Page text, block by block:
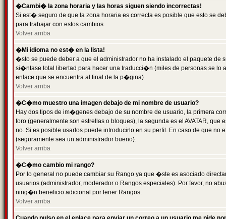
�Cambi� la zona horaria y las horas siguen siendo incorrectas!
Si est� seguro de que la zona horaria es correcta es posible que esto se
para trabajar con estos cambios.
Volver arriba
�Mi idioma no est� en la lista!
�sto se puede deber a que el administrador no ha instalado el paquete
si�ntase total libertad para hacer una traducci�n (miles de personas se
enlace que se encuentra al final de la p�gina)
Volver arriba
�C�mo muestro una imagen debajo de mi nombre de usuario?
Hay dos tipos de im�genes debajo de su nombre de usuario, la primera
foro (generalmente son estrellas o bloques), la segunda es el AVATAR,
no. Si es posible usarlos puede introducirlo en su perfil. En caso de que
(seguramente sea un administrador bueno).
Volver arriba
�C�mo cambio mi rango?
Por lo general no puede cambiar su Rango ya que �ste es asociado
usuarios (administrador, moderador o Rangos especiales). Por favor, no
ning�n beneficio adicional por tener Rangos.
Volver arriba